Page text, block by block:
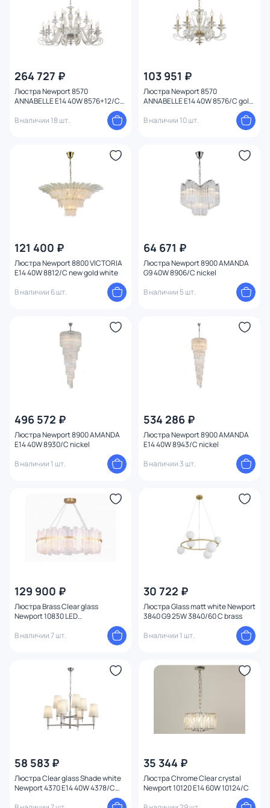
264 727 ₽
Люстра Newport 8570
ANNABELLE E14 40W 8576+12/C
В наличии 18 шт.
103 951 ₽
Люстра Newport 8570
ANNABELLE E14 40W 8576/C gold
В наличии 10 шт.
121 400 ₽
Люстра Newport 8800 VICTORIA
E14 40W 8812/C new gold white
В наличии 6 шт.
64 671 ₽
Люстра Newport 8900 AMANDA
G9 40W 8906/C nickel
В наличии 5 шт.
496 572 ₽
Люстра Newport 8900 AMANDA
E14 40W 8930/C nickel
В наличии 1 шт.
534 286 ₽
Люстра Newport 8900 AMANDA
E14 40W 8943/C nickel
В наличии 3 шт.
129 900 ₽
Люстра Brass Clear glass
Newport 10830 LED
3000K(теплый) 140W 10830/80
new
В наличии 7 шт.
30 722 ₽
Люстра Glass matt white Newport
3840 G9 25W 3840/60 С brass
В наличии 1 шт.
58 583 ₽
Люстра Clear glass Shade white
Newport 4370 E14 40W 4378/C
35 344 ₽
Люстра Chrome Clear crystal
Newport 10120 E14 60W 10124/C